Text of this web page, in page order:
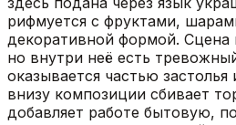
рифмуется с фруктами,
декоративной формой. Сцена
но внутри неё есть
оказывается частью
внизу композиции сбивает
добавляет работе бытовую,